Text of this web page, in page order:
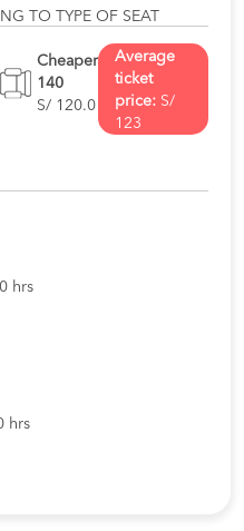
TO TYPE OF SEAT
Cheaper
140
S/ 120.0
Average
ticket
price: S/
123
hrs
hrs